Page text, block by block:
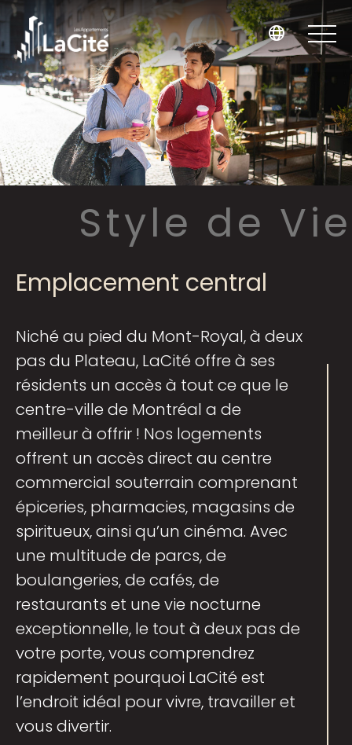
Style de Vie
Emplacement central
Niché au pied du Mont-Royal, à deux
pas du Plateau, LaCité offre à ses
résidents un accès à tout ce que le
centre-ville de Montréal a de
meilleur à offrir ! Nos logements
offrent un accès direct au centre
commercial souterrain comprenant
épiceries, pharmacies, magasins de
spiritueux, ainsi qu’un cinéma. Avec
une multitude de parcs, de
boulangeries, de cafés, de
restaurants et une vie nocturne
exceptionnelle, le tout à deux pas de
votre porte, vous comprendrez
rapidement pourquoi LaCité est
l’endroit idéal pour vivre, travailler et
vous divertir.